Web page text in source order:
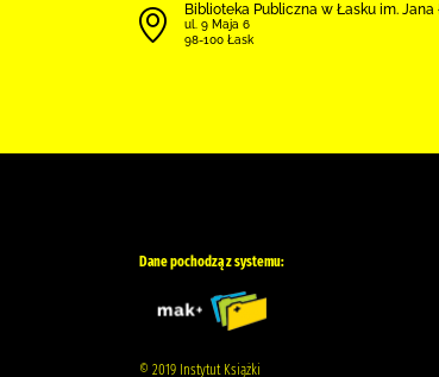
Biblioteka Publiczna w Łasku im.
ul. 9 Maja 6
98-100 Łask
Dane pochodzą z systemu:
© 2019 Instytut Książki